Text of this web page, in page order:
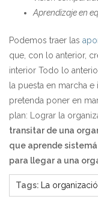
Aprendizaje en
Podemos traer las
que, con lo anterior,
interior Todo lo
la puesta en marcha
pretenda poner en
plan: Lograr la
transitar de una
que aprende
para llegar a una
Tags: La